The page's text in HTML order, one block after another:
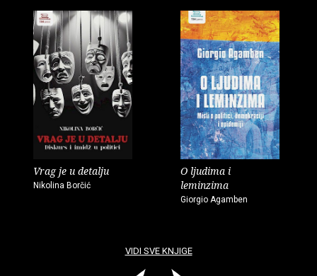
Vrag je u detalju
Nikolina Borčić
O ljudima i
leminzima
Giorgio Agamben
VIDI SVE KNJIGE